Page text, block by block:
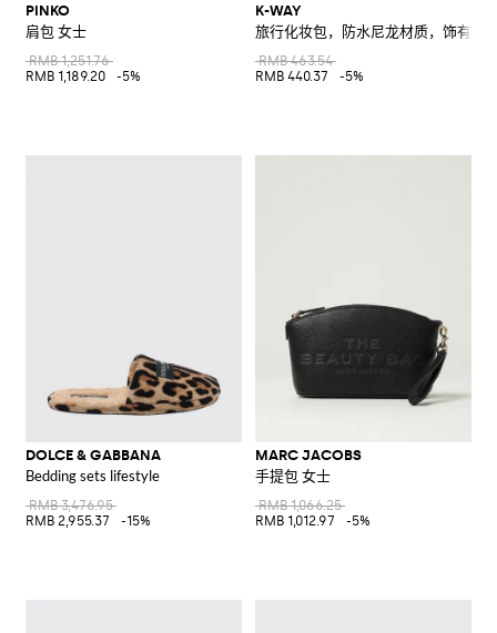
PINKO
肩包 女士
RMB 1,251.76
RMB 1,189.20
-5%
K-WAY
旅行化妆包，防水尼龙材质，饰有撞
RMB 463.54
RMB 440.37
-5%
DOLCE & GABBANA
Bedding sets lifestyle
RMB 3,476.95
RMB 2,955.37
-15%
MARC JACOBS
手提包 女士
RMB 1,066.25
RMB 1,012.97
-5%